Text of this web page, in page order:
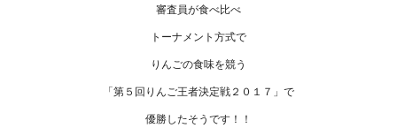
審査員が食べ比べ
トーナメント方式で
りんごの食味を競う
「第５回りんご王者決定戦２０１７」で
優勝したそうです！！